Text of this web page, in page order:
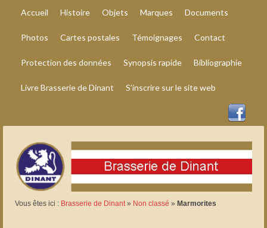
Accueil Histoire Objets Marques Documents
Photos Cartes postales Témoignages Contact
Protection des données Synopsis rapide Bibliographie
Livre Brasserie de Dinant S’inscrire sur le site web
Vous êtes ici : Brasserie de Dinant» Non classé » Marmorites